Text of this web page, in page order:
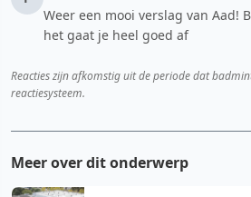
Weer een mooi verslag van Aad!
het gaat je heel goed af
Reacties zijn afkomstig uit de periode dat
reactiesysteem.
Meer over dit onderwerp